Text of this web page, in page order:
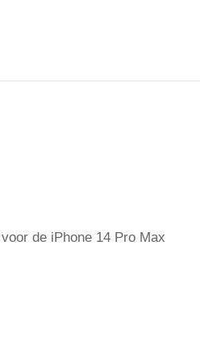
de iPhone 14 Pro Max